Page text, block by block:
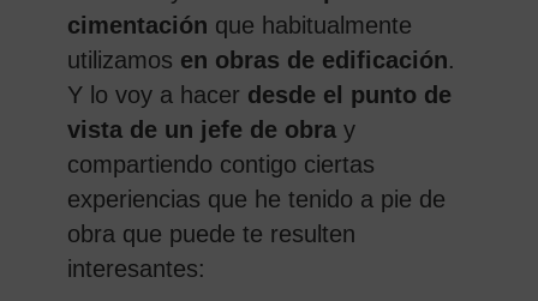
cimentación que habitualmente
utilizamos en obras de edificación.
Y lo voy a hacer desde el punto de
vista de un jefe de obray
compartiendo contigo ciertas
experiencias que he tenido a pie de
obra que puede te resulten
interesantes: